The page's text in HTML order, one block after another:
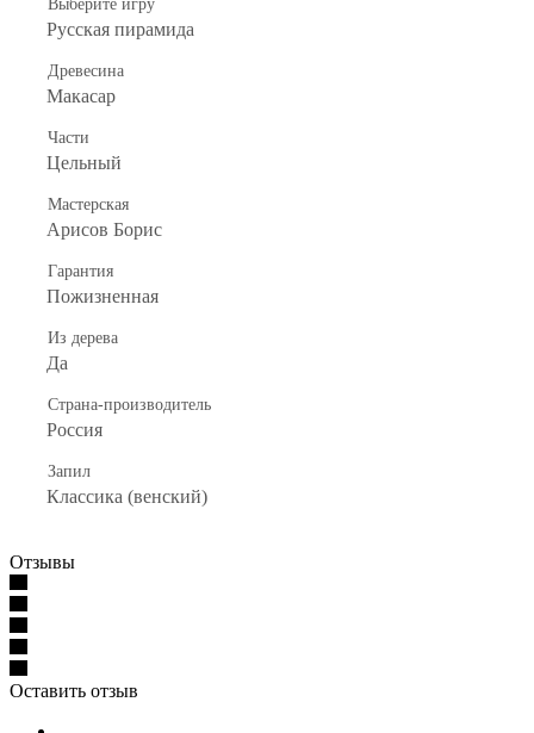
Выберите игру
Русская пирамида
Древесина
Макасар
Части
Цельный
Мастерская
Арисов Борис
Гарантия
Пожизненная
Из дерева
Да
Страна-производитель
Россия
Запил
Классика (венский)
Отзывы
Оставить отзыв